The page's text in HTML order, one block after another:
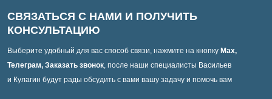
СВЯЗАТЬСЯ С НАМИ И ПОЛУЧИТЬ
КОНСУЛЬТАЦИЮ
Выберите удобный для вас способ связи, нажмите на кнопку Max,
Телеграм, Заказать звонок, после наши специалисты Васильев
и Кулагин будут рады обсудить с вами вашу задачу и помочь вам